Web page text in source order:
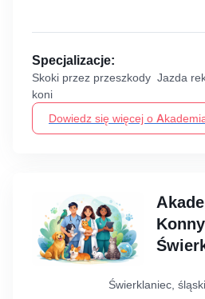
Specjalizacje:
Skoki przez przeszkody Jazda
koni
Dowiedz się więcej o
Świerklaniec,